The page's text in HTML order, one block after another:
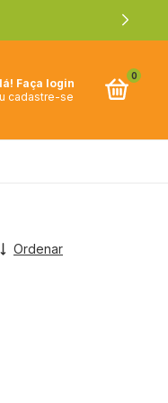
Faça login
cadastre-se
0
Ordenar